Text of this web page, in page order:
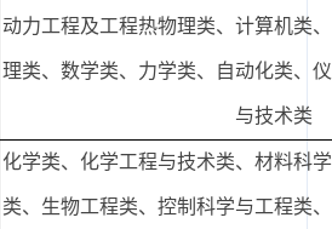
动力工程及工程热物理类、计算机类、
理类、数学类、力学类、 自动化类、
与技术类
化学类、化学工程与技术类、材料科
类、 生物工程类、控制科学与工程类